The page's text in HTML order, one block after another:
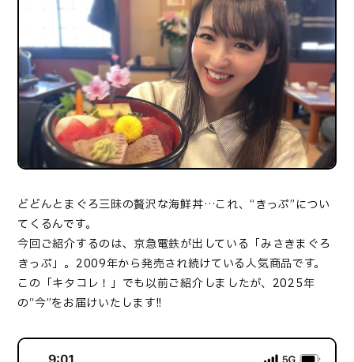
どどんとまぐろ三昧の贅沢な海鮮丼…これ、“きっぷ”につい
てくるんです。
今回ご紹介するのは、京急電鉄が出している「みさきまぐろ
きっぷ」。 2009年から発売され続けている人気商品です。
この「キタコレ！」でも以前ご紹介しましたが、 2025年
の“今”をお届けいたします!!